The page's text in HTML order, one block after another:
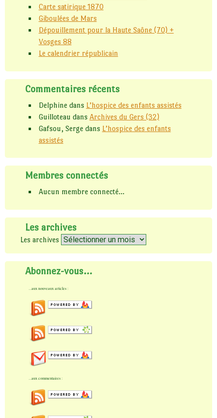
Carte satirique 1870
Giboulées de Mars
Dépouillement pour la Haute Saône (70) +
Vosges 88
Le calendrier républicain
Commentaires récents
Delphine dans L’hospice des enfants assistés
Guilloteau dans Archives du Gers (32)
Gafsou, Serge dans L’hospice des enfants
assistés
Membres connectés
Aucun membre connecté...
Les archives
Les archives
Abonnez-vous…
...aux nouveaux articles :
...aux commentaires :